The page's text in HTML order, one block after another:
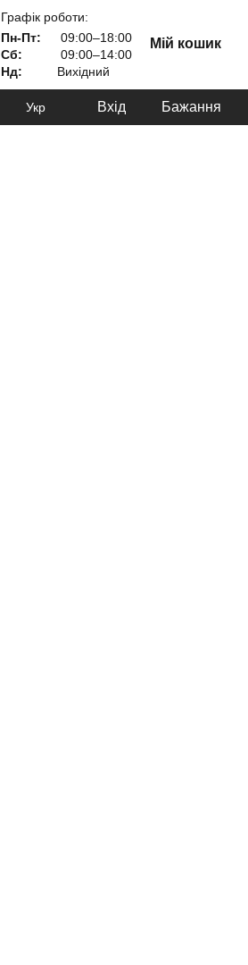
Графік роботи:
Пн-Пт:
09:00–18:00
Сб:
09:00–14:00
Нд:
Вихідний
Мій кошик
Укр Вхід Бажання